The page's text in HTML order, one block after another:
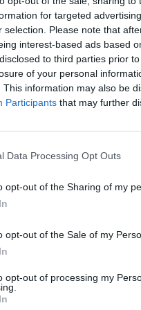
for targeted
selection. Please note that
interest-based ads based
to third parties prior
of your personal
This information may also be
Participants that may further
Data Processing Opt Outs
opt-out of the Sharing of my
opt-out of the Sale of my
opt-out of processing my